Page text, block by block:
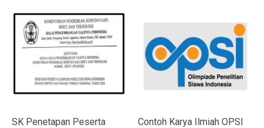
SK Penetapan Peserta
Contoh Karya Ilmiah OPSI